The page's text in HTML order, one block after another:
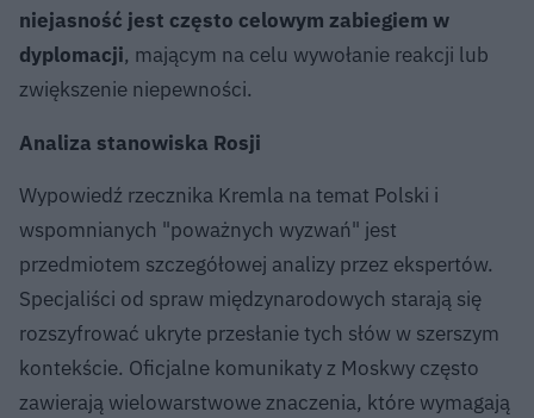
niejasność jest często celowym zabiegiem w
dyplomacji, mającym na celu wywołanie reakcji lub
zwiększenie niepewności.
Analiza stanowiska Rosji
Wypowiedź rzecznika Kremla na temat Polski i
wspomnianych "poważnych wyzwań" jest
przedmiotem szczegółowej analizy przez ekspertów.
Specjaliści od spraw międzynarodowych starają się
rozszyfrować ukryte przesłanie tych słów w szerszym
kontekście. Oficjalne komunikaty z Moskwy często
zawierają wielowarstwowe znaczenia, które wymagają